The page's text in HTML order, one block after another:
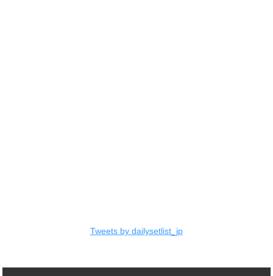
Tweets by dailysetlist_jp